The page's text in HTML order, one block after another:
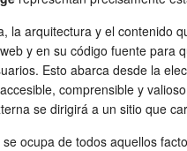
la arquitectura y el contenido
y en su código fuente
Esto abarca desde la
comprensible y
se dirigirá a un sitio que
se ocupa de todos aquellos